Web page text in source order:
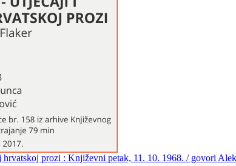
prozi : Književni petak, 11. 10. 1968. / govori